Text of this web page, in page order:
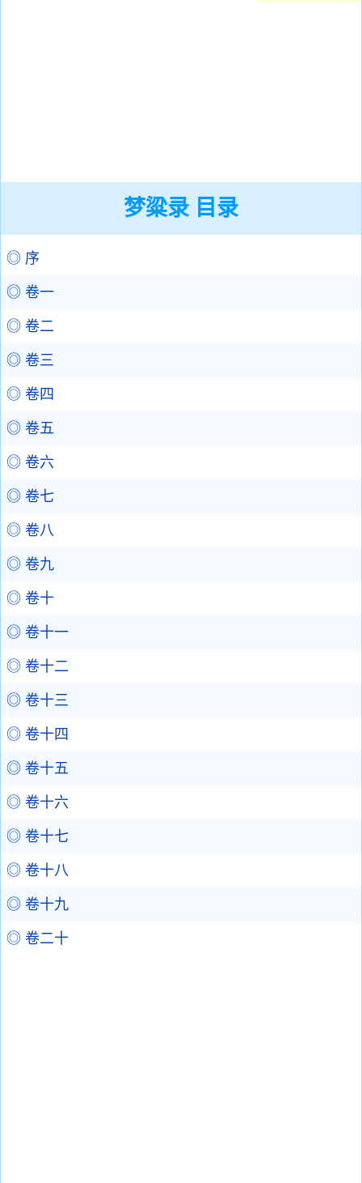
梦粱录 目录
◎ 序
◎ 卷一
◎ 卷二
◎ 卷三
◎ 卷四
◎ 卷五
◎ 卷六
◎ 卷七
◎ 卷八
◎ 卷九
◎ 卷十
◎ 卷十一
◎ 卷十二
◎ 卷十三
◎ 卷十四
◎ 卷十五
◎ 卷十六
◎ 卷十七
◎ 卷十八
◎ 卷十九
◎ 卷二十